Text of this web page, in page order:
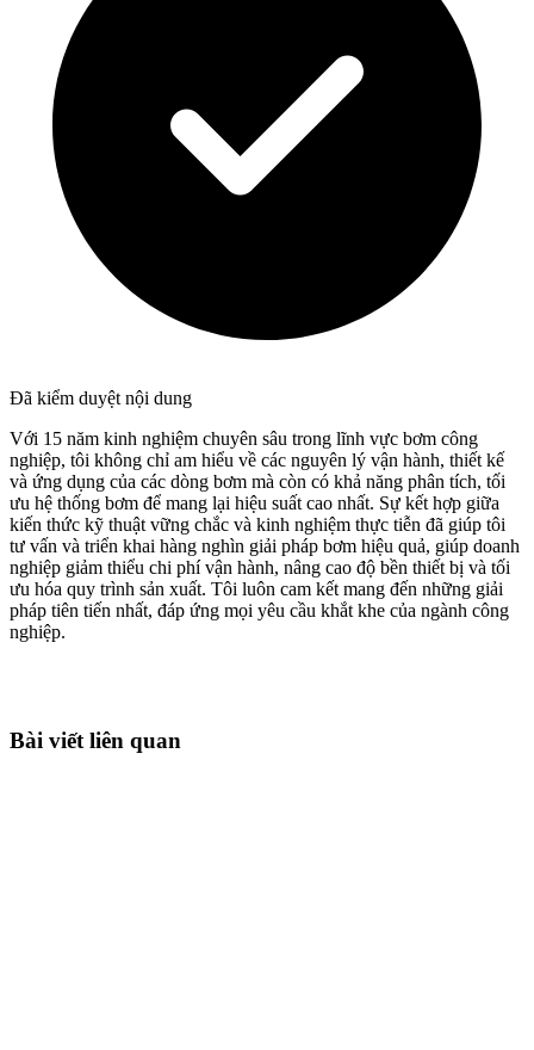
Đã kiểm duyệt nội dung
Với 15 năm kinh nghiệm chuyên sâu trong lĩnh vực bơm công
nghiệp, tôi không chỉ am hiểu về các nguyên lý vận hành, thiết kế
và ứng dụng của các dòng bơm mà còn có khả năng phân tích, tối
ưu hệ thống bơm để mang lại hiệu suất cao nhất. Sự kết hợp giữa
kiến thức kỹ thuật vững chắc và kinh nghiệm thực tiễn đã giúp tôi
tư vấn và triển khai hàng nghìn giải pháp bơm hiệu quả, giúp doanh
nghiệp giảm thiểu chi phí vận hành, nâng cao độ bền thiết bị và tối
ưu hóa quy trình sản xuất. Tôi luôn cam kết mang đến những giải
pháp tiên tiến nhất, đáp ứng mọi yêu cầu khắt khe của ngành công
nghiệp.
Bài viết liên quan